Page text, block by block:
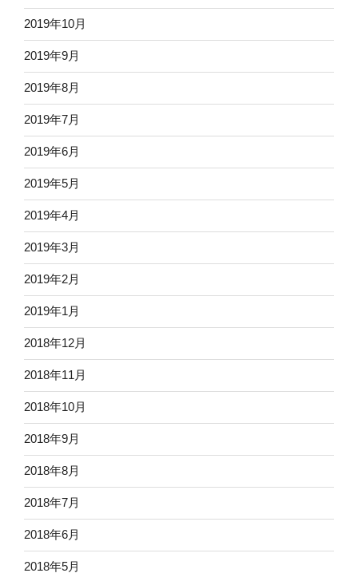
2019年10月
2019年9月
2019年8月
2019年7月
2019年6月
2019年5月
2019年4月
2019年3月
2019年2月
2019年1月
2018年12月
2018年11月
2018年10月
2018年9月
2018年8月
2018年7月
2018年6月
2018年5月